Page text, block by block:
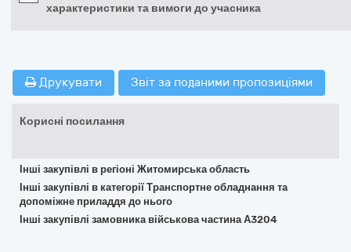
характеристики та вимоги до учасника
Друкувати Звіт за поданими пропозиціями
Корисні посилання
Інші закупівлі в регіоні Житомирська область
Інші закупівлі в категорії Транспортне обладнання та
допоміжне приладдя до нього
Інші закупівлі замовника військова частина А3204